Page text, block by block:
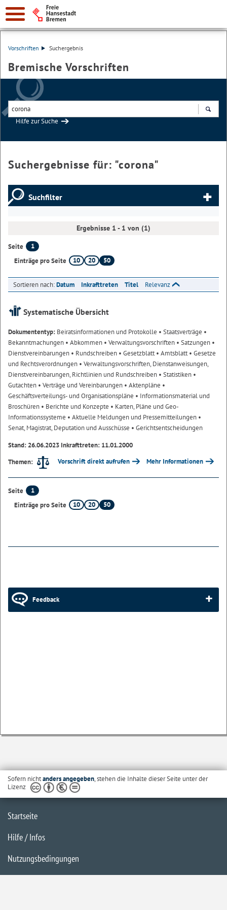
Vorschriften Suchergebnis
Bremische Vorschriften
Hilfe zur Suche
Suchergebnisse für: "corona"
Suchfilter
Ergebnisse 1 - 1 von (1)
Seite
1
Einträge pro Seite
10 20 50
Sortieren nach:Datum Inkrafttreten Titel Relevanz
Systematische Übersicht
Dokumententyp: Beiratsinformationen und Protokolle • Staatsverträge •
Bekanntmachungen • Abkommen • Verwaltungsvorschriften • Satzungen •
Dienstvereinbarungen • Rundschreiben • Gesetzblatt• Amtsblatt• Gesetze
und Rechtsverordnungen • Verwaltungsvorschriften, Dienstanweisungen,
Dienstvereinbarungen, Richtlinien und Rundschreiben • Statistiken •
Gutachten • Verträge und Vereinbarungen • Aktenpläne •
Geschäftsverteilungs- und Organisationspläne • Informationsmaterial und
Broschüren • Berichte und Konzepte • Karten, Pläne und Geo-
Informationssysteme • Aktuelle Meldungen und Pressemitteilungen •
Senat, Magistrat, Deputation und Ausschüsse • Gerichtsentscheidungen
Stand: 26.06.2023 Inkrafttreten: 11.01.2000
Themen:
Vorschrift direkt aufrufen Mehr Informationen
Seite
1
Einträge pro Seite
10 20 50
Feedback
Sofern nichtanders angegeben, stehen die Inhalte dieser Seite unter der
Lizenz
Startseite
Hilfe / Infos
Nutzungsbedingungen